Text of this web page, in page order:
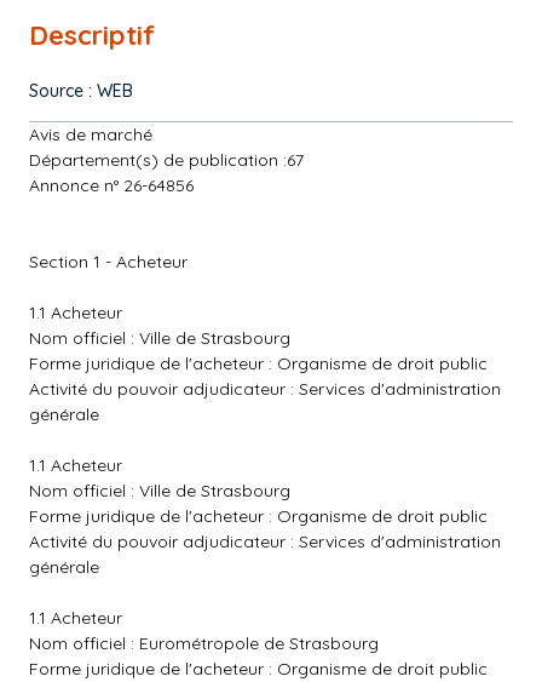
Descriptif
Source : WEB
Avis de marché
Département(s) de publication :67
Annonce n° 26-64856
Section 1 - Acheteur
1.1 Acheteur
Nom officiel : Ville de Strasbourg
Forme juridique de l'acheteur : Organisme de droit public
Activité du pouvoir adjudicateur : Services d'administration
générale
1.1 Acheteur
Nom officiel : Ville de Strasbourg
Forme juridique de l'acheteur : Organisme de droit public
Activité du pouvoir adjudicateur : Services d'administration
générale
1.1 Acheteur
Nom officiel : Eurométropole de Strasbourg
Forme juridique de l'acheteur : Organisme de droit public